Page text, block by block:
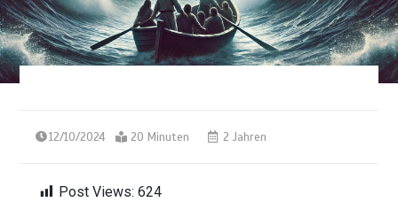
12/10/2024 20 Minuten 2 Jahren
Post Views: 624